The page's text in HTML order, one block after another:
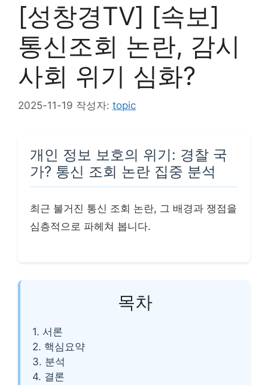
[성창경TV] [속보]
통신조회 논란, 감시
사회 위기 심화?
2025-11-19 작성자: topic
개인 정보 보호의 위기: 경찰 국
가? 통신 조회 논란 집중 분석
최근 불거진 통신 조회 논란, 그 배경과 쟁점을
심층적으로 파헤쳐 봅니다.
목차
1. 서론
2. 핵심요약
3. 분석
4. 결론